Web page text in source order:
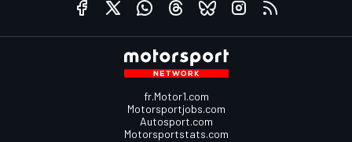
fr.Motor1.com
Motorsportjobs.com
Autosport.com
Motorsportstats.com